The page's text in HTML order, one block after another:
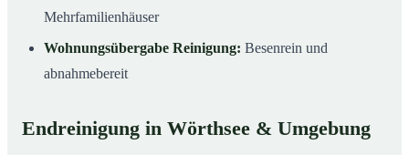
Mehrfamilienhäuser
Wohnungsübergabe Reinigung: Besenrein und
abnahmebereit
Endreinigung in Wörthsee & Umgebung